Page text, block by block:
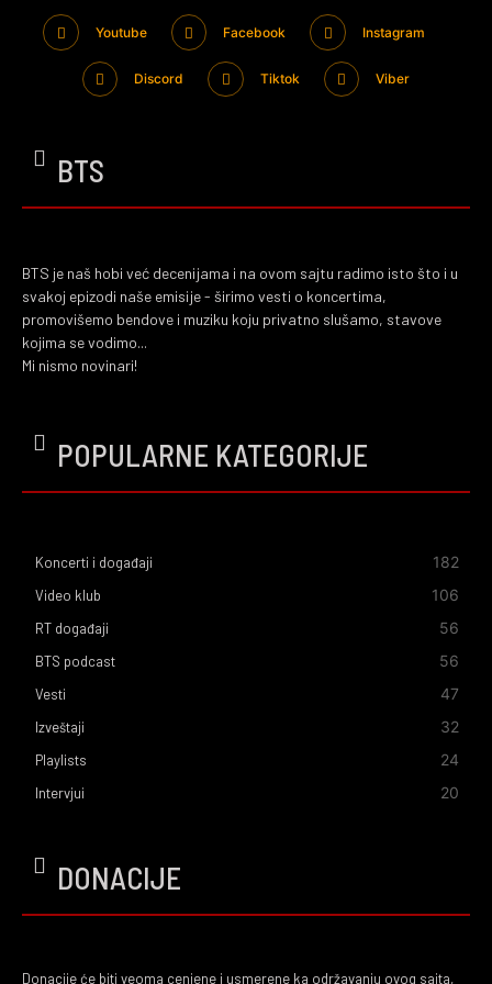
Youtube Facebook Instagram
Discord Tiktok Viber
BTS
BTS je naš hobi već decenijama i na ovom sajtu radimo isto što i u
svakoj epizodi naše emisije - širimo vesti o koncertima,
promovišemo bendove i muziku koju privatno slušamo, stavove
kojima se vodimo...
Mi nismo novinari!
POPULARNE KATEGORIJE
Koncerti i događaji 182
Video klub 106
RT događaji 56
BTS podcast 56
Vesti 47
Izveštaji 32
Playlists 24
Intervjui 20
DONACIJE
Donacije će biti veoma cenjene i usmerene ka održavanju ovog sajta,